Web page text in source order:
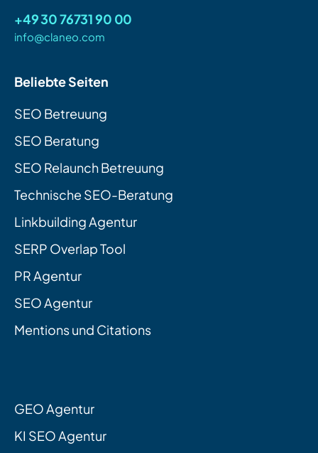
+49 30 76731 90 00
info@claneo.com
Beliebte Seiten
SEO Betreuung
SEO Beratung
SEO Relaunch Betreuung
Technische SEO-Beratung
Linkbuilding Agentur
SERP Overlap Tool
PR Agentur
SEO Agentur
Mentions und Citations
GEO Agentur
KI SEO Agentur